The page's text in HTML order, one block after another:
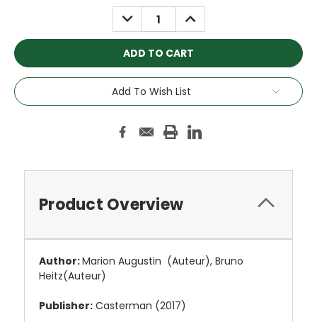
DECREASE
QUANTITY:
INCREASE
QUANTITY:
Add To Wish List
Product Overview
Author:Marion Augustin (Auteur), Bruno
Heitz(Auteur)
Publisher: Casterman (2017)